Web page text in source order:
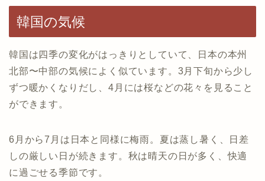
韓国の気候
韓国は四季の変化がはっきりとしていて、日本の本州
北部〜中部の気候によく似ています。3月下旬から少し
ずつ暖かくなりだし、4月には桜などの花々を見ること
ができます。
6月から7月は日本と同様に梅雨。夏は蒸し暑く、日差
しの厳しい日が続きます。秋は晴天の日が多く、快適
に過ごせる季節です。